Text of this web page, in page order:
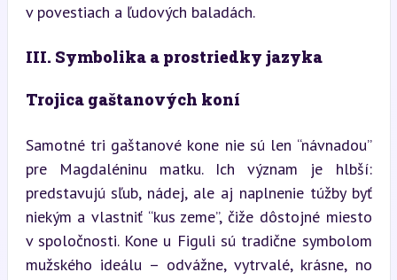
v povestiach a ľudových baladách.
III. Symbolika a prostriedky jazyka
Trojica gaštanových koní
Samotné tri gaštanové kone nie sú len “návnadou”
pre Magdaléninu matku. Ich význam je hlbší:
predstavujú sľub, nádej, ale aj naplnenie túžby byť
niekým a vlastniť “kus zeme”, čiže dôstojné miesto
v spoločnosti. Kone u Figuli sú tradične symbolom
mužského ideálu – odvážne, vytrvalé, krásne, no